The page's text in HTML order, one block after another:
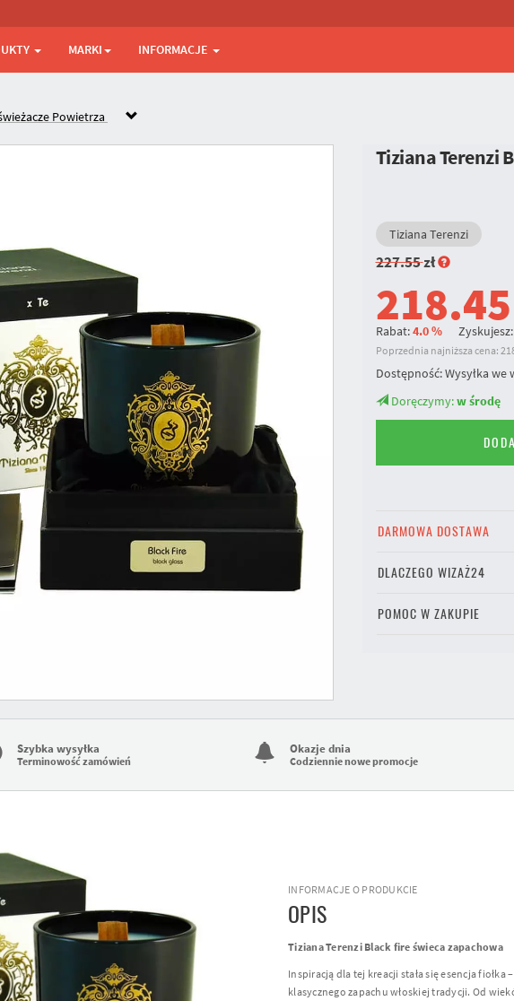
MARKI INFORMACJE
Powietrza
Tiziana Terenzi
Tiziana Terenzi
227.55zł
218.45
Rabat:4.0 % Zyskujesz:
Poprzednia najniższa cena:
Dostępność:Wysyłka we
Doręczymy:w środę
DARMOWA DOSTAWA
DLACZEGO WIZAŻ24
POMOC W ZAKUPIE
Szybka wysyłka
Terminowość zamówień
Okazje dnia
Codziennie nowe promocje
INFORMACJE O PRODUKCIE
OPIS
Tiziana Terenzi Black fire świeca zapachowa
Inspiracją dla tej kreacji stała się esencja fiołka
klasycznego zapachu włoskiej tradycji. Od